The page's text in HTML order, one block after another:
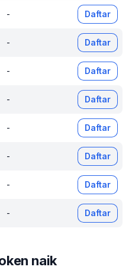
- Daftar
- Daftar
- Daftar
- Daftar
- Daftar
- Daftar
- Daftar
- Daftar
naik